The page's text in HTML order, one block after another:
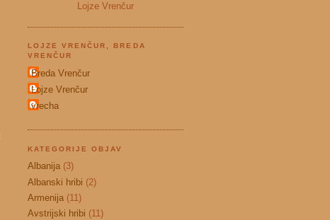
Lojze Vrenčur
LOJZE VRENČUR, BREDA
VRENČUR
Breda Vrenčur
Lojze Vrenčur
vrecha
KATEGORIJE OBJAV
Albanija (3)
Albanski hribi (2)
Armenija (11)
Avstrijski hribi (11)